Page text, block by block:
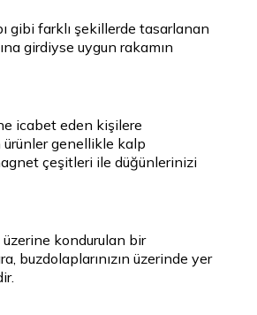
gibi farklı şekillerde tasarlanan
girdiyse uygun rakamın
icabet eden kişilere
genellikle kalp
çeşitleri ile düğünlerinizi
kondurulan bir
buzdolaplarınızın üzerinde yer